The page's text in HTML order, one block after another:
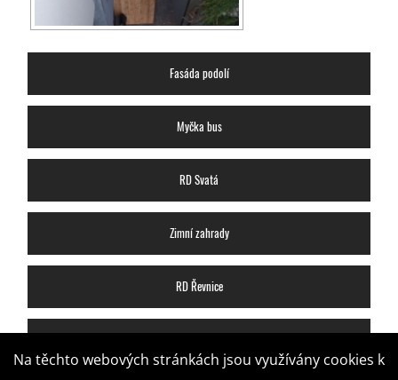
Fasáda podolí
Myčka bus
RD Svatá
Zimní zahrady
RD Řevnice
Na těchto webových stránkách jsou využívány cookies k